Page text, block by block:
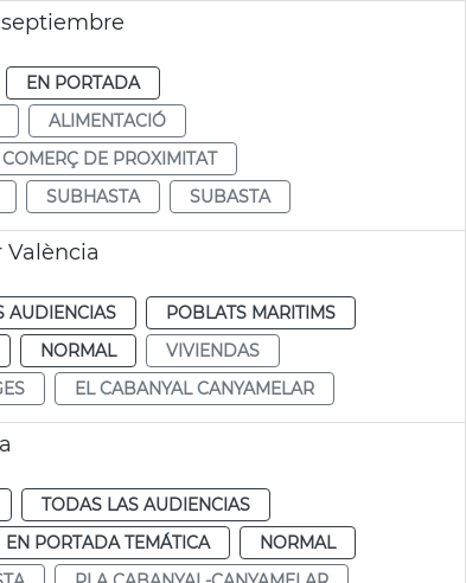
EN PORTADA
ALIMENTACIÓ
COMERÇ DE PROXIMITAT
SUBHASTA SUBASTA
AUDIENCIAS
POBLATS MARITIMS
NORMAL
VIVIENDAS
EL CABANYAL CANYAMELAR
TODAS LAS AUDIENCIAS
EN PORTADA TEMÁTICA
NORMAL